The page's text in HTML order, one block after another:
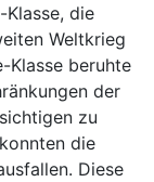
die
Weltkrieg
Klasse beruhte
der
zu
die
Diese